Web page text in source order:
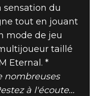
du
tout en jouant
mode de jeu
taillé
Eternal. *
nombreuses
à l'écoute...